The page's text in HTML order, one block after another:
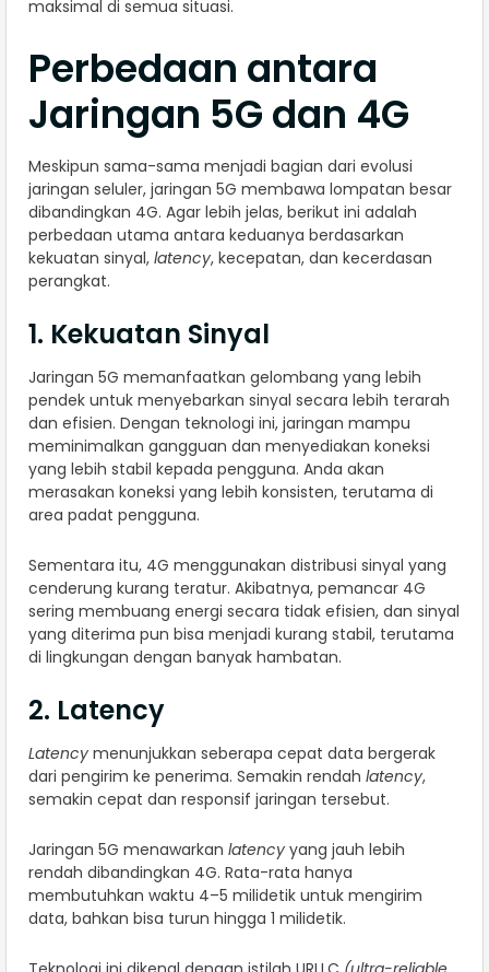
maksimal di semua situasi.
Perbedaan antara
Jaringan 5G dan 4G
Meskipun sama-sama menjadi bagian dari evolusi
jaringan seluler, jaringan 5G membawa lompatan besar
dibandingkan 4G. Agar lebih jelas, berikut ini adalah
perbedaan utama antara keduanya berdasarkan
kekuatan sinyal, latency, kecepatan, dan kecerdasan
perangkat.
1. Kekuatan Sinyal
Jaringan 5G memanfaatkan gelombang yang lebih
pendek untuk menyebarkan sinyal secara lebih terarah
dan efisien. Dengan teknologi ini, jaringan mampu
meminimalkan gangguan dan menyediakan koneksi
yang lebih stabil kepada pengguna. Anda akan
merasakan koneksi yang lebih konsisten, terutama di
area padat pengguna.
Sementara itu, 4G menggunakan distribusi sinyal yang
cenderung kurang teratur. Akibatnya, pemancar 4G
sering membuang energi secara tidak efisien, dan sinyal
yang diterima pun bisa menjadi kurang stabil, terutama
di lingkungan dengan banyak hambatan.
2. Latency
Latency menunjukkan seberapa cepat data bergerak
dari pengirim ke penerima. Semakin rendah latency,
semakin cepat dan responsif jaringan tersebut.
Jaringan 5G menawarkan latency yang jauh lebih
rendah dibandingkan 4G. Rata-rata hanya
membutuhkan waktu 4–5 milidetik untuk mengirim
data, bahkan bisa turun hingga 1 milidetik.